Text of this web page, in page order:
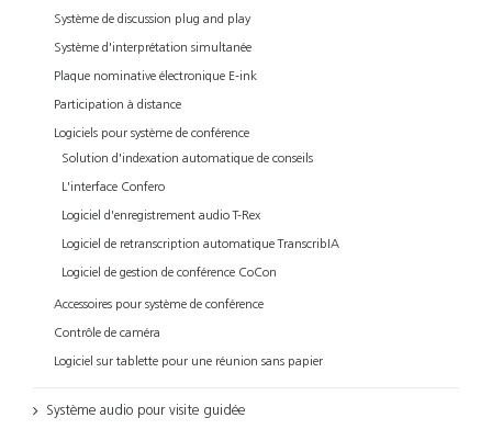
Système de discussion plug and play
Système d'interprétation simultanée
Plaque nominative électronique E-ink
Participation à distance
Logiciels pour système de conférence
Solution d'indexation automatique de conseils
L'interface Confero
Logiciel d'enregistrement audio T-Rex
Logiciel de retranscription automatique TranscribIA
Logiciel de gestion de conférence CoCon
Accessoires pour système de conférence
Contrôle de caméra
Logiciel sur tablette pour une réunion sans papier
Système audio pour visite guidée